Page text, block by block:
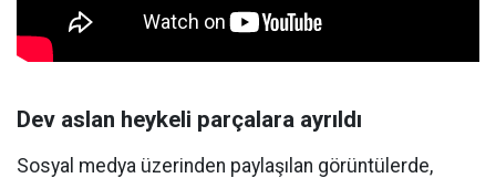
Dev aslan heykeli parçalara ayrıldı
Sosyal medya üzerinden paylaşılan görüntülerde,